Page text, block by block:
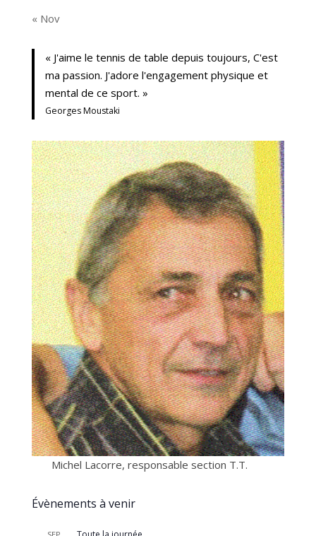
« Nov
« J'aime le tennis de table depuis toujours, C'est
ma passion. J'adore l'engagement physique et
mental de ce sport. »
Georges Moustaki
Michel Lacorre, responsable section T.T.
Évènements à venir